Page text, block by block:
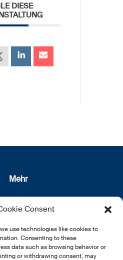
Consent
use technologies like cookies to
Consenting to these
data such as browsing behavior or
or withdrawing consent, may
DIESE
Mehr
Wer sind wir
Datenschutz